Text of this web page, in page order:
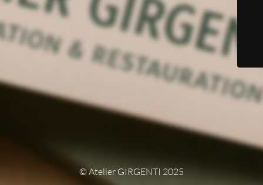
© Atelier GIRGENTI 2025